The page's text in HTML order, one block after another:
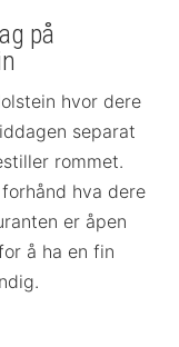
på
hvor dere
separat
rommet.
hva dere
er åpen
å ha en fin